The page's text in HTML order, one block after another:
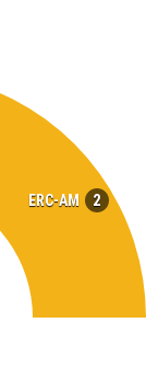
ERC-AM 2